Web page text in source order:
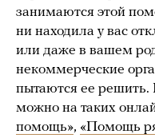
занимаются этой
ни находила у вас
или даже в вашем
некоммерческие
пытаются ее
можно на таких
помощь», «Помощь